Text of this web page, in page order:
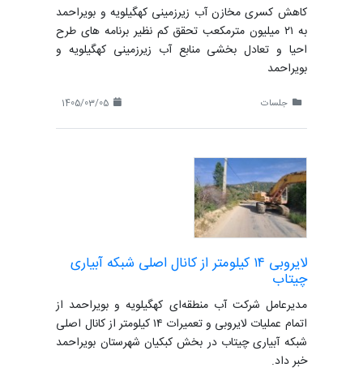
کاهش کسری مخازن آب زیرزمینی کهگیلویه و بویراحمد
به ۲۱ میلیون مترمکعب تحقق کم نظیر برنامه های طرح
احیا و تعادل بخشی منابع آب زیرزمینی کهگیلویه و
بویراحمد
جلسات
لایروبی ۱۴ کیلومتر از کانال اصلی شبکه آبیاری
چیتاب
مدیرعامل شرکت آب منطقه‌ای کهگیلویه و بویراحمد از
اتمام عملیات لایروبی و تعمیرات ۱۴ کیلومتر از کانال اصلی
شبکه آبیاری چیتاب در بخش کبکیان شهرستان بویراحمد
خبر داد.